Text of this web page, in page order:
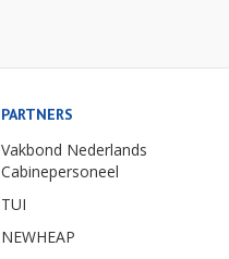
PARTNERS
Vakbond Nederlands
Cabinepersoneel
TUI
NEWHEAP